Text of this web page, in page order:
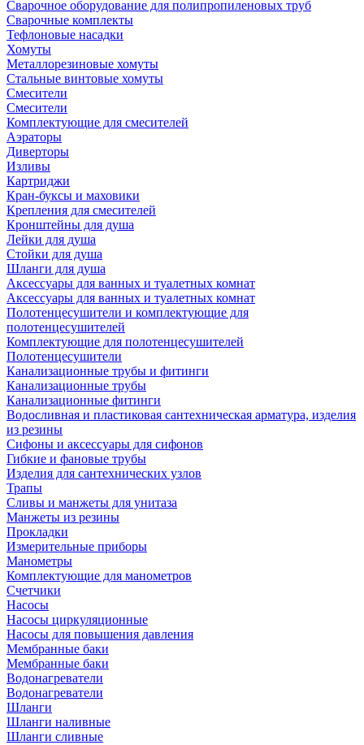
Сварочное оборудование для полипропиленовых труб
Сварочные комплекты
Тефлоновые насадки
Хомуты
Металлорезиновые хомуты
Стальные винтовые хомуты
Смесители
Смесители
Комплектующие для смесителей
Аэраторы
Диверторы
Изливы
Картриджи
Кран-буксы и маховики
Крепления для смесителей
Кронштейны для душа
Лейки для душа
Стойки для душа
Шланги для душа
Аксессуары для ванных и туалетных комнат
Аксессуары для ванных и туалетных комнат
Полотенцесушители и комплектующие для
полотенцесушителей
Комплектующие для полотенцесушителей
Полотенцесушители
Канализационные трубы и фитинги
Канализационные трубы
Канализационные фитинги
Водосливная и пластиковая сантехническая арматура, изделия
из резины
Сифоны и аксессуары для сифонов
Гибкие и фановые трубы
Изделия для сантехнических узлов
Трапы
Сливы и манжеты для унитаза
Манжеты из резины
Прокладки
Измерительные приборы
Манометры
Комплектующие для манометров
Счетчики
Насосы
Насосы циркуляционные
Насосы для повышения давления
Мембранные баки
Мембранные баки
Водонагреватели
Водонагреватели
Шланги
Шланги наливные
Шланги сливные